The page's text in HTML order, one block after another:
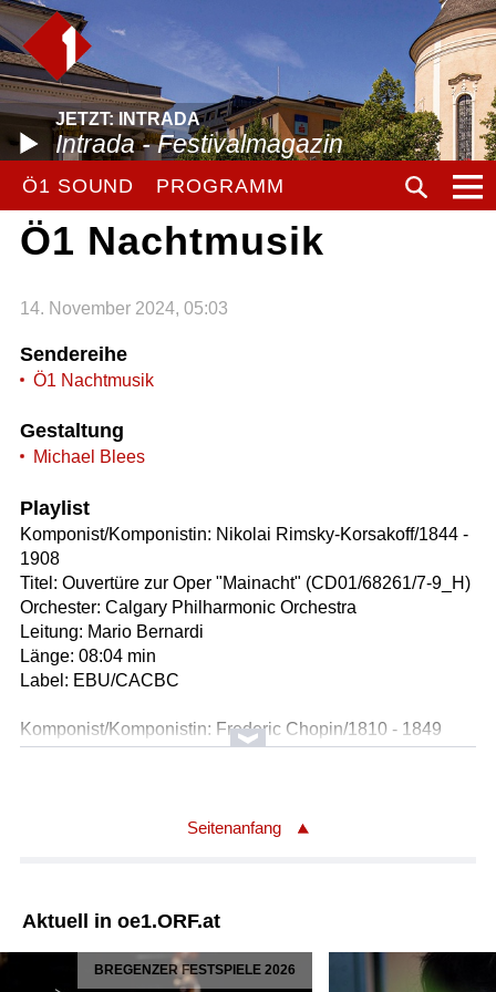
JETZT: INTRADA
Intrada - Festivalmagazin
Ö1 SOUND PROGRAMM
Ö1 Nachtmusik
14. November 2024, 05:03
Sendereihe
Ö1 Nachtmusik
Gestaltung
Michael Blees
Playlist
Komponist/Komponistin: Nikolai Rimsky-Korsakoff/1844 -
1908
Titel: Ouvertüre zur Oper "Mainacht" (CD01/68261/7-9_H)
Orchester: Calgary Philharmonic Orchestra
Leitung: Mario Bernardi
Länge: 08:04 min
Label: EBU/CACBC
Komponist/Komponistin: Frederic Chopin/1810 - 1849
Titel: Ballade Nr.3 in As-Dur op.47 - für Klavier
Titel: "Die Monate" Szene aus dem Ballett "Von Märchen
zu Märchen"
Orchester: Dvorak Kammerorchester
Seitenanfang
Aktuell in oe1.ORF.at
BREGENZER FESTSPIELE 2026